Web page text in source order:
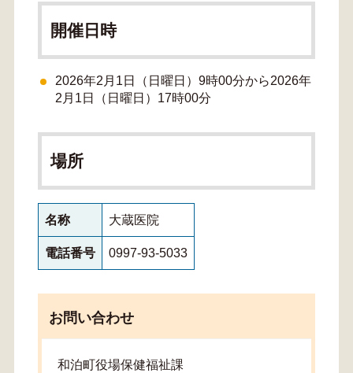
開催日時
2026年2月1日（日曜日）9時00分から2026年
2月1日（日曜日）17時00分
場所
名称 大蔵医院
電話番号 0997-93-5033
お問い合わせ
和泊町役場保健福祉課